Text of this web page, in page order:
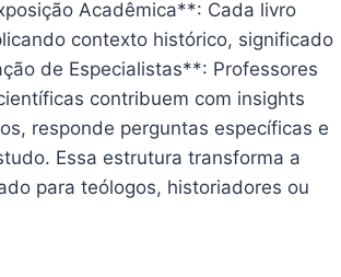
Acadêmica**: Cada livro
contexto histórico, significado
de Especialistas**: Professores
contribuem com insights
responde perguntas específicas e
Essa estrutura transforma a
para teólogos, historiadores ou